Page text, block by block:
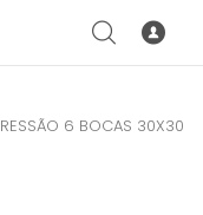
6 BOCAS 30X30